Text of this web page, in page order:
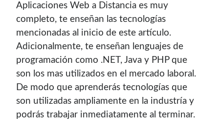
Aplicaciones Web a Distancia es muy
completo, te enseñan las tecnologías
mencionadas al inicio de este artículo.
Adicionalmente, te enseñan lenguajes de
programación como .NET, Java y PHP que
son los mas utilizados en el mercado laboral.
De modo que aprenderás tecnologías que
son utilizadas ampliamente en la industría y
podrás trabajar inmediatamente al terminar.